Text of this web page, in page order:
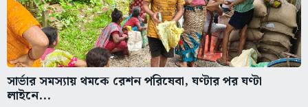
সার্ভার সমস্যায় থমকে রেশন পরিষেবা, ঘণ্টার পর ঘণ্টা
লাইনে...